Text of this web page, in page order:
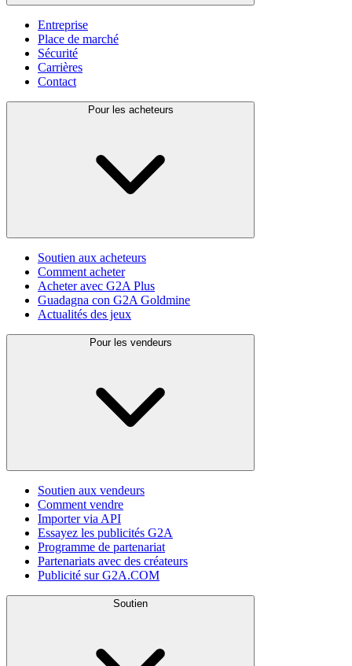
Entreprise
Place de marché
Sécurité
Carrières
Contact
Pour les acheteurs
Soutien aux acheteurs
Comment acheter
Acheter avec G2A Plus
Guadagna con G2A Goldmine
Actualités des jeux
Pour les vendeurs
Soutien aux vendeurs
Comment vendre
Importer via API
Essayez les publicités G2A
Programme de partenariat
Partenariats avec des créateurs
Publicité sur G2A.COM
Soutien